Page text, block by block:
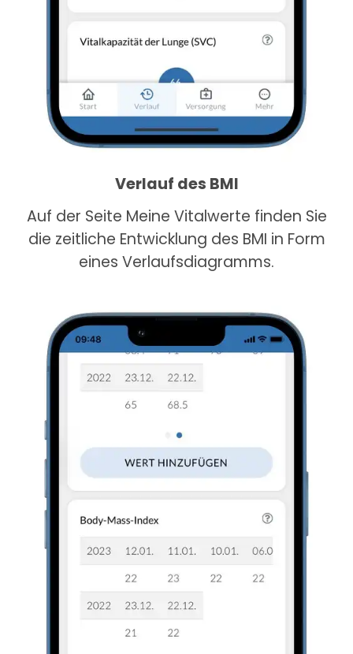
Verlauf des BMI
Auf der Seite Meine Vitalwerte finden Sie
die zeitliche Entwicklung des BMI in Form
eines Verlaufsdiagramms.